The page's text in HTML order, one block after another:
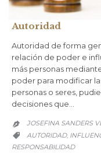
Autoridad
Autoridad de forma
relación de poder e
más personas
poder para modificar
personas o seres,
decisiones que…
 JOSEFINA SANDERS
 CATEGORY
AUTORIDAD,
RESPONSABILIDAD